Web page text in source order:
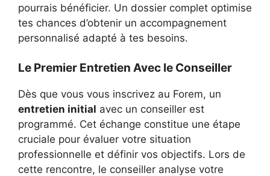
pourrais bénéficier. Un dossier complet optimise
tes chances d’obtenir un accompagnement
personnalisé adapté à tes besoins.
Le Premier Entretien Avec le Conseiller
Dès que vous vous inscrivez au Forem, un
entretien initial avec un conseiller est
programmé. Cet échange constitue une étape
cruciale pour évaluer votre situation
professionnelle et définir vos objectifs. Lors de
cette rencontre, le conseiller analyse votre